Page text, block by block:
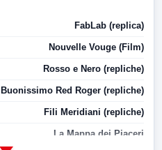
FabLab (replica)
Nouvelle Vouge (Film)
Rosso e Nero (repliche)
Buonissimo Red Roger (repliche)
Fili Meridiani (repliche)
La Mappa dei Piaceri